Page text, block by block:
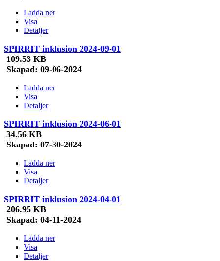
Ladda ner
Visa
Detaljer
SPIRRIT inklusion 2024-09-01
109.53 KB
Skapad: 09-06-2024
Ladda ner
Visa
Detaljer
SPIRRIT inklusion 2024-06-01
34.56 KB
Skapad: 07-30-2024
Ladda ner
Visa
Detaljer
SPIRRIT inklusion 2024-04-01
206.95 KB
Skapad: 04-11-2024
Ladda ner
Visa
Detaljer